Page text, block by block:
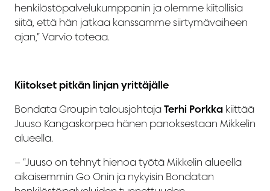
henkilöstöpalvelukumppanin ja olemme kiitollisia
siitä, että hän jatkaa kanssamme siirtymävaiheen
ajan,” Varvio toteaa.
Kiitokset pitkän linjan yrittäjälle
Bondata Groupin talousjohtaja Terhi Porkka kiittää
Juuso Kangaskorpea hänen panoksestaan Mikkelin
alueella.
– ”Juuso on tehnyt hienoa työtä Mikkelin alueella
aikaisemmin Go Onin ja nykyisin Bondatan